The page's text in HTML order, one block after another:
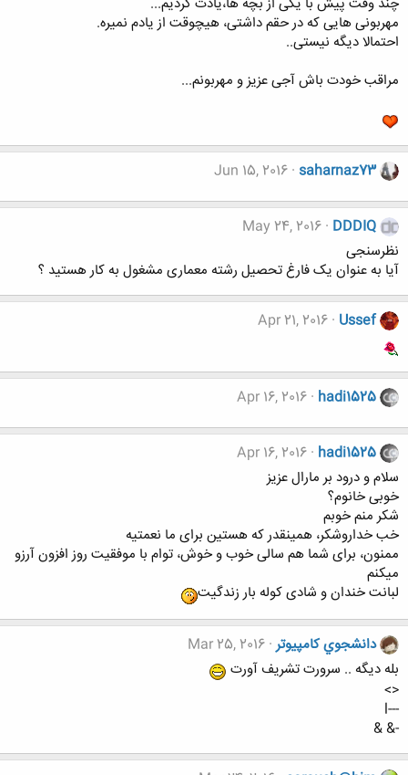
مهربونی هایی که در حقم داشتی، هیچوقت از یادم نمیره.
احتمالا دیگه نیستی..
مراقب خودت باش آجی عزیز و مهربونم...
saharnaz73
Jun 15, 2016
DDDIQ
May 24, 2016
نظرسنجی
آیا به عنوان یک فارغ تحصیل رشته معماری مشغول به کار هستید ؟
Ussef
Apr 21, 2016
hadi1525
Apr 16, 2016
hadi1525
Apr 16, 2016
سلام و درود بر مارال عزیز
خوبی خانوم؟
شکر منم خوبم
خب خداروشکر، همینقدر که هستین برای ما نعمتیه
ممنون، برای شما هم سالی خوب و خوش، توام با موفقیت روز افزون آرزو
میکنم
لبانت خندان و شادی کوله بار زندگیت
دانشجوي كامپيوتر Mar 25, 2016
بله دیگه .. سرورت تشریف آورت
<>
---l
-& &